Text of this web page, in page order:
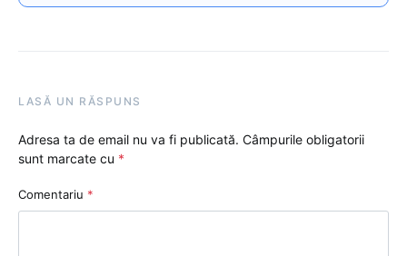
LASĂ UN RĂSPUNS
Adresa ta de email nu va fi publicată. Câmpurile obligatorii
sunt marcate cu *
Comentariu *